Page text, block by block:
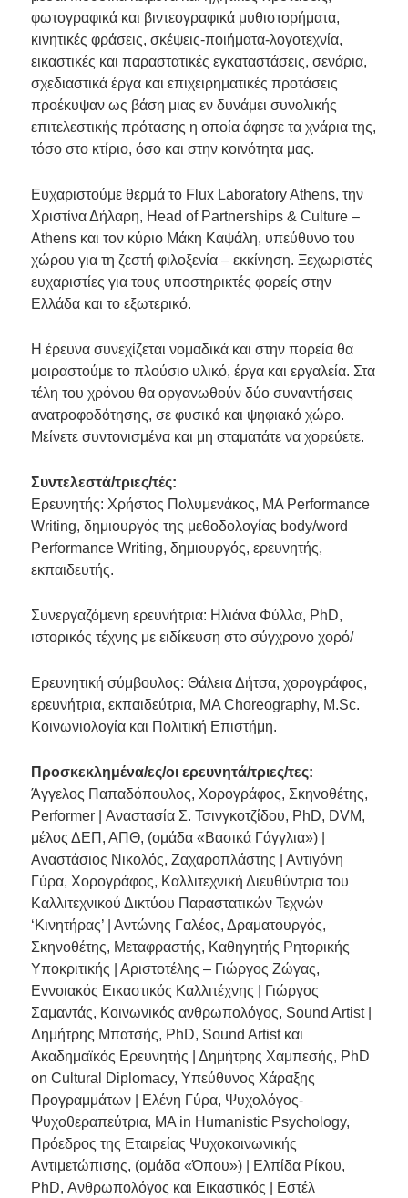
φωτογραφικά και βιντεογραφικά μυθιστορήματα,
κινητικές φράσεις, σκέψεις-ποιήματα-λογοτεχνία,
εικαστικές και παραστατικές εγκαταστάσεις, σενάρια,
σχεδιαστικά έργα και επιχειρηματικές προτάσεις
προέκυψαν ως βάση μιας εν δυνάμει συνολικής
επιτελεστικής πρότασης η οποία άφησε τα χνάρια της,
τόσο στο κτίριο, όσο και στην κοινότητα μας.
Ευχαριστούμε θερμά το Flux Laboratory Athens, την
Χριστίνα Δήλαρη, Head of Partnerships & Culture –
Athens και τον κύριο Μάκη Καψάλη, υπεύθυνο του
χώρου για τη ζεστή φιλοξενία – εκκίνηση. Ξεχωριστές
ευχαριστίες για τους υποστηρικτές φορείς στην
Ελλάδα και το εξωτερικό.
Η έρευνα συνεχίζεται νομαδικά και στην πορεία θα
μοιραστούμε το πλούσιο υλικό, έργα και εργαλεία. Στα
τέλη του χρόνου θα οργανωθούν δύο συναντήσεις
ανατροφοδότησης, σε φυσικό και ψηφιακό χώρο.
Μείνετε συντονισμένα και μη σταματάτε να χορεύετε.
Συντελεστά/τριες/τές:
Ερευνητής: Χρήστος Πολυμενάκος, MA Performance
Writing, δημιουργός της μεθοδολογίας body/word
Performance Writing, δημιουργός, ερευνητής,
εκπαιδευτής.
Συνεργαζόμενη ερευνήτρια: Ηλιάνα Φύλλα, PhD,
ιστορικός τέχνης με ειδίκευση στο σύγχρονο χορό/
Ερευνητική σύμβουλος: Θάλεια Δήτσα, χορογράφος,
ερευνήτρια, εκπαιδεύτρια, MA Choreography, M.Sc.
Κοινωνιολογία και Πολιτική Επιστήμη.
Προσκεκλημένα/ες/οι ερευνητά/τριες/τες:
Άγγελος Παπαδόπουλος, Χορογράφος, Σκηνοθέτης,
Performer | Αναστασία Σ. Τσινγκοτζίδου, PhD, DVM,
μέλος ΔΕΠ, ΑΠΘ, (ομάδα «Βασικά Γάγγλια») |
Αναστάσιος Νικολός, Ζαχαροπλάστης | Αντιγόνη
Γύρα, Χορογράφος, Καλλιτεχνική Διευθύντρια του
Καλλιτεχνικού Δικτύου Παραστατικών Τεχνών
‘Κινητήρας’ | Αντώνης Γαλέος, Δραματουργός,
Σκηνοθέτης, Μεταφραστής, Καθηγητής Ρητορικής
Υποκριτικής | Αριστοτέλης – Γιώργος Ζώγας,
Εννοιακός Εικαστικός Καλλιτέχνης | Γιώργος
Σαμαντάς, Κοινωνικός ανθρωπολόγος, Sound Artist |
Δημήτρης Μπατσής, PhD, Sound Artist και
Ακαδημαϊκός Ερευνητής | Δημήτρης Χαμπεσής, PhD
on Cultural Diplomacy, Υπεύθυνος Χάραξης
Προγραμμάτων | Ελένη Γύρα, Ψυχολόγος-
Ψυχοθεραπεύτρια, MA in Humanistic Psychology,
Πρόεδρος της Εταιρείας Ψυχοκοινωνικής
Αντιμετώπισης, (ομάδα «Όπου») | Ελπίδα Ρίκου,
PhD, Ανθρωπολόγος και Εικαστικός | Εστέλ